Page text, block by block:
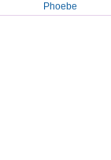
Phoebe